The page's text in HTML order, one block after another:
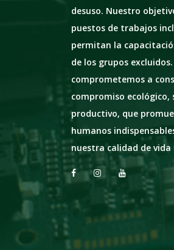
desuso. Nuestro
puestos de trabajos
permitan la
de los grupos
comprometemos a
compromiso ecológico,
productivo, que
humanos
nuestra calidad de vida
de esta tarea, muy
de tecnología.
Muy buenas ideas
enseñar la